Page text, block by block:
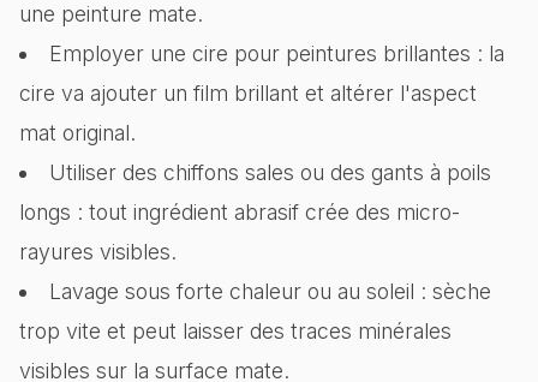
une peinture mate.
Employer une cire pour peintures brillantes : la
cire va ajouter un film brillant et altérer l'aspect
mat original.
Utiliser des chiffons sales ou des gants à poils
longs : tout ingrédient abrasif crée des micro-
rayures visibles.
Lavage sous forte chaleur ou au soleil : sèche
trop vite et peut laisser des traces minérales
visibles sur la surface mate.